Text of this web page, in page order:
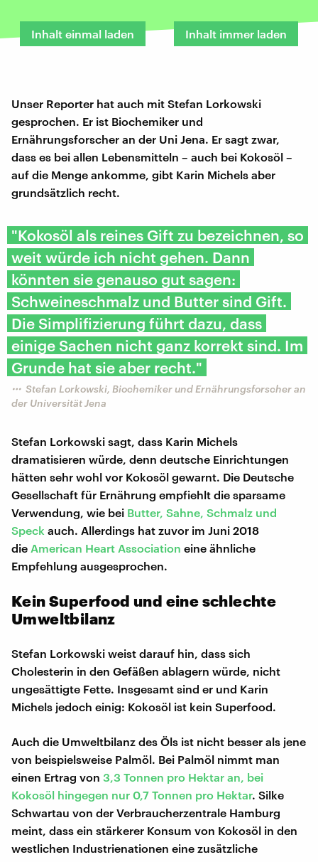
Inhalt einmal laden Inhalt immer laden
Unser Reporter hat auch mit Stefan Lorkowski
gesprochen. Er ist Biochemiker und
Ernährungsforscher an der Uni Jena. Er sagt zwar,
dass es bei allen Lebensmitteln – auch bei Kokosöl –
auf die Menge ankomme, gibt Karin Michels aber
grundsätzlich recht.
"Kokosöl als reines Gift zu bezeichnen, so
weit würde ich nicht gehen. Dann
könnten sie genauso gut sagen:
Schweineschmalz und Butter sind Gift.
Die Simplifizierung führt dazu, dass
einige Sachen nicht ganz korrekt sind. Im
Grunde hat sie aber recht."
Stefan Lorkowski, Biochemiker und Ernährungsforscher an
der Universität Jena
Stefan Lorkowski sagt, dass Karin Michels
dramatisieren würde, denn deutsche Einrichtungen
hätten sehr wohl vor Kokosöl gewarnt. Die Deutsche
Gesellschaft für Ernährung empfiehlt die sparsame
Verwendung, wie bei Butter, Sahne, Schmalz und
Speck auch. Allerdings hat zuvor im Juni 2018
die American Heart Association eine ähnliche
Empfehlung ausgesprochen.
Kein Superfood und eine schlechte
Umweltbilanz
Stefan Lorkowski weist darauf hin, dass sich
Cholesterin in den Gefäßen ablagern würde, nicht
ungesättigte Fette. Insgesamt sind er und Karin
Michels jedoch einig: Kokosöl ist kein Superfood.
Auch die Umweltbilanz des Öls ist nicht besser als jene
von beispielsweise Palmöl. Bei Palmöl nimmt man
einen Ertrag von 3,3 Tonnen pro Hektar an, bei
Kokosöl hingegen nur 0,7 Tonnen pro Hektar. Silke
Schwartau von der Verbraucherzentrale Hamburg
meint, dass ein stärkerer Konsum von Kokosöl in den
westlichen Industrienationen eine zusätzliche